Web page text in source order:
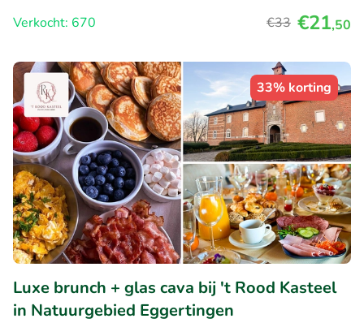
Verkocht: 670
€33 €21,50
33% korting
Luxe brunch + glas cava bij 't Rood Kasteel
in Natuurgebied Eggertingen